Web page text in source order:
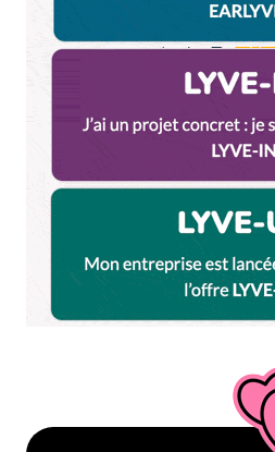
Bonjour Lydia. Merci
On avait testé la Corée à
l’article :
https://
la-coree-lyon/2012/11/21/
27 mars 2014 à 15 h 47 min
Nico
12 juillet 2014 à 13 h 54 min